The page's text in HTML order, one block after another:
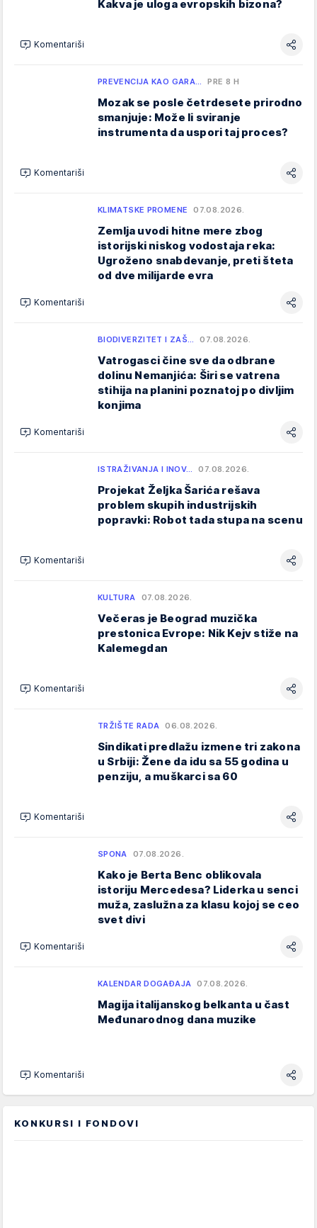
Kakva je uloga evropskih bizona?
Komentariši
PREVENCIJA KAO GARA… PRE 8 H
Mozak se posle četrdesete prirodno
smanjuje: Može li sviranje
instrumenta da uspori taj proces?
Komentariši
KLIMATSKE PROMENE 07.08.2026.
Zemlja uvodi hitne mere zbog
istorijski niskog vodostaja reka:
Ugroženo snabdevanje, preti šteta
od dve milijarde evra
Komentariši
BIODIVERZITET I ZAŠ… 07.08.2026.
Vatrogasci čine sve da odbrane
dolinu Nemanjića: Širi se vatrena
stihija na planini poznatoj po divljim
konjima
Komentariši
ISTRAŽIVANJA I INOV… 07.08.2026.
Projekat Željka Šarića rešava
problem skupih industrijskih
popravki: Robot tada stupa na scenu
Komentariši
KULTURA 07.08.2026.
Večeras je Beograd muzička
prestonica Evrope: Nik Kejv stiže na
Kalemegdan
Komentariši
TRŽIŠTE RADA 06.08.2026.
Sindikati predlažu izmene tri zakona
u Srbiji: Žene da idu sa 55 godina u
penziju, a muškarci sa 60
Komentariši
SPONA 07.08.2026.
Kako je Berta Benc oblikovala
istoriju Mercedesa? Liderka u senci
muža, zaslužna za klasu kojoj se ceo
svet divi
Komentariši
KALENDAR DOGAĐAJA 07.08.2026.
Magija italijanskog belkanta u čast
Međunarodnog dana muzike
Komentariši
KONKURSI I FONDOVI